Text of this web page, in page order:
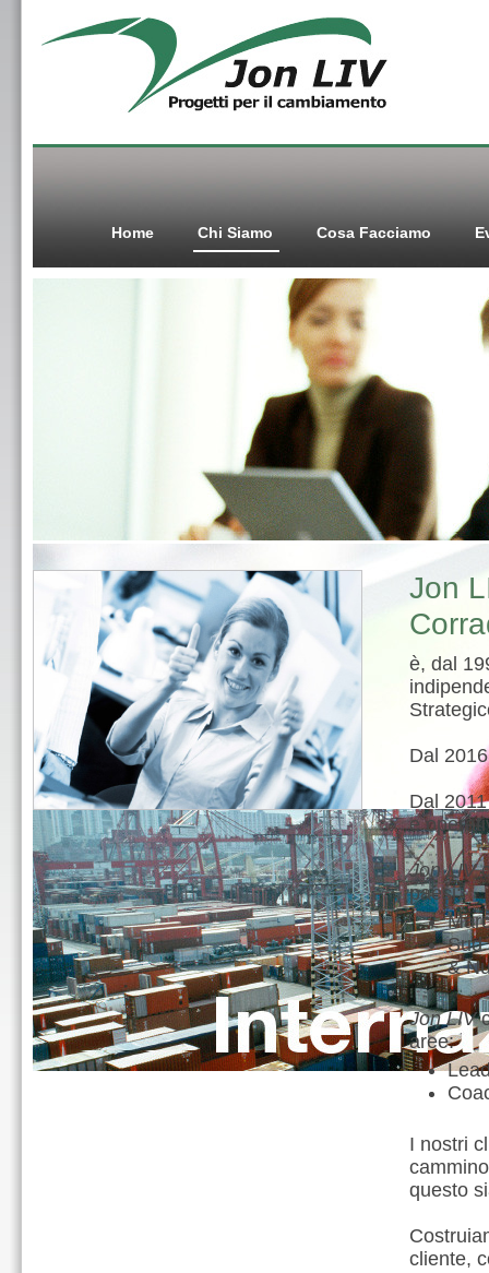
Home Chi Siamo Cosa Facciamo
Jon
è, dal
Dal
Dal
e
Jon LIV
paesi:
Sud
&
Jon LIV
aree:
I nostri
questo
cliente,